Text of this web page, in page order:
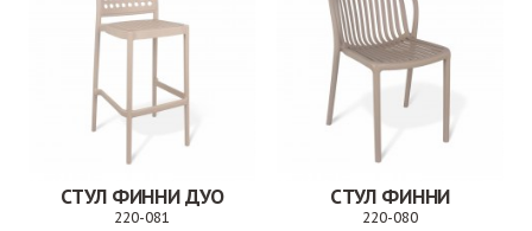
СТУЛ ФИННИ ДУО
220-081
СТУЛ ФИННИ
220-080